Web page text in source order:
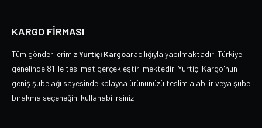
KARGO FİRMASI
Tüm gönderilerimizYurtiçi Kargoaracılığıyla yapılmaktadır. Türkiye
genelinde 81 ile teslimat gerçekleştirilmektedir. Yurtiçi Kargo'nun
geniş şube ağı sayesinde kolayca ürününüzü teslim alabilir veya şube
bırakma seçeneğini kullanabilirsiniz.